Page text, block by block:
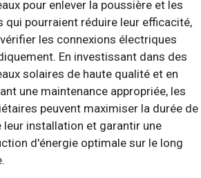
pour enlever la poussière et les
qui pourraient réduire leur efficacité,
les connexions électriques
En investissant dans des
solaires de haute qualité et en
une maintenance appropriée, les
peuvent maximiser la durée de
leur installation et garantir une
d'énergie optimale sur le long